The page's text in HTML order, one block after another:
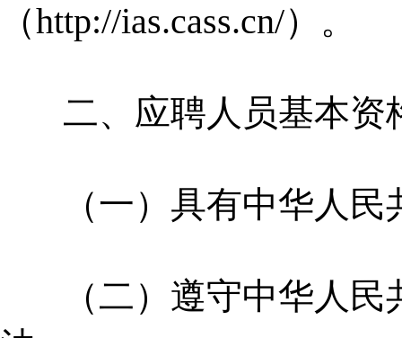
（http://ias.cass.cn/）。
二、应聘人员基本资
（一）具有中华人民
（二）遵守中华人民